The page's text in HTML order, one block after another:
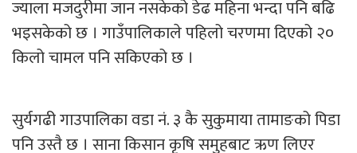
ज्याला मजदुरीमा जान नसकेको डेढ महिना भन्दा पनि बढि
भइसकेको छ । गाउँपालिकाले पहिलो चरणमा दिएको २०
किलो चामल पनि सकिएको छ ।
सुर्यगढी गाउपालिका वडा नं. ३ कै सुकुमाया तामाङको पिडा
पनि उस्तै छ । साना किसान कृषि समुहबाट ऋण लिएर